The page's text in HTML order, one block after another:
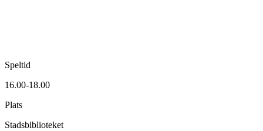
Speltid
16.00-18.00
Plats
Stadsbiblioteket